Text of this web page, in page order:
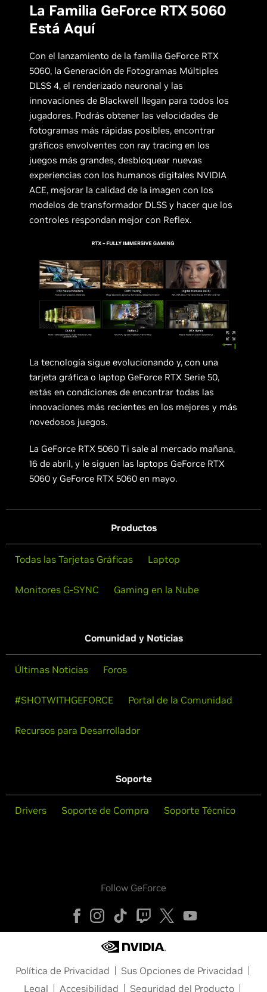
La Familia GeForce RTX 5060
Está Aquí
Con el lanzamiento de la familia GeForce RTX
5060, la Generación de Fotogramas Múltiples
DLSS 4, el renderizado neuronal y las
innovaciones de Blackwell llegan para todos los
jugadores. Podrás obtener las velocidades de
fotogramas más rápidas posibles, encontrar
gráficos envolventes con ray tracing en los
juegos más grandes, desbloquear nuevas
experiencias con los humanos digitales NVIDIA
ACE, mejorar la calidad de la imagen con los
modelos de transformador DLSS y hacer que los
controles respondan mejor con Reflex.
La tecnología sigue evolucionando y, con una
tarjeta gráfica o laptop GeForce RTX Serie 50,
estás en condiciones de encontrar todas las
innovaciones más recientes en los mejores y más
novedosos juegos.
La GeForce RTX 5060 Ti sale al mercado mañana,
16 de abril, y le siguen las laptops GeForce RTX
5060 y GeForce RTX 5060 en mayo.
Productos
Todas las Tarjetas Gráficas Laptop
Monitores G-SYNC Gaming en la Nube
Comunidad y Noticias
Últimas Noticias Foros
#SHOTWITHGEFORCE Portal de la Comunidad
Recursos para Desarrollador
Soporte
Drivers Soporte de Compra Soporte Técnico
Follow GeForce
Política de Privacidad
Sus Opciones de Privacidad
Legal
Accesibilidad Seguridad del Producto